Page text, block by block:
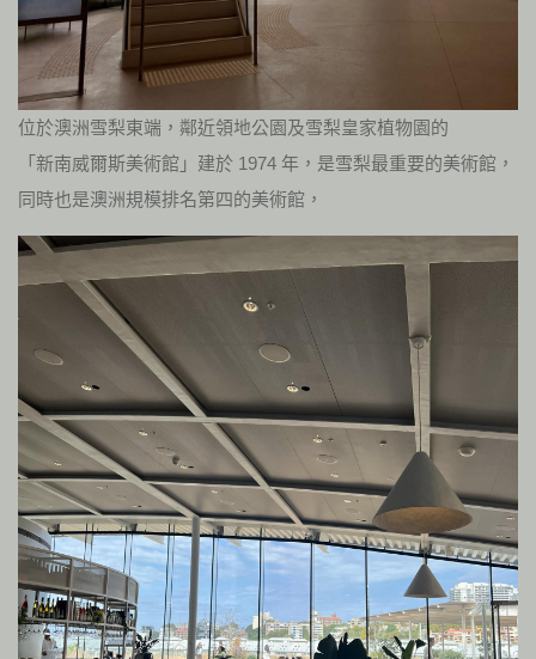
位於澳洲雪梨東端，鄰近領地公園及雪梨皇家植物園的
「新南威爾斯美術館」建於 1974 年，是雪梨最重要的美術館，
同時也是澳洲規模排名第四的美術館，